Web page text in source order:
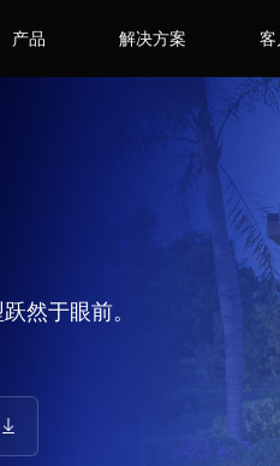
产品 解决方案 客
然于眼前。